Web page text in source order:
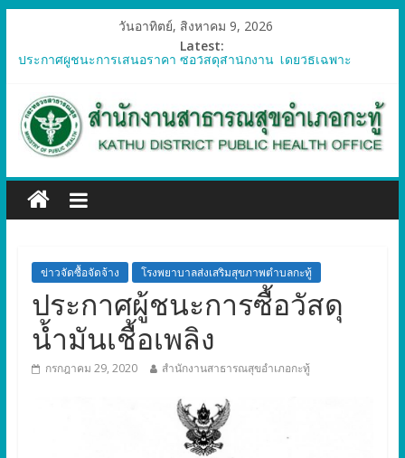
วันอาทิตย์, สิงหาคม 9, 2026
Latest:
ประกาศผู้ชนะการเสนอราคา ซื้อวัสดุสำนักงาน โดยวิธีเฉพาะ
ประกาศผู้ชนะการเสนอราคา ซื้อวัสดุคอมพิวเตอร์ โดยวิธีเฉพาะ
เจาะจง
ประกาศผู้ชนะการเสนอราคา จัดซื้อวัสดุทางการแพทย์สำหรับ
โครงการป้องกันควบคุมโรคติดต่อและภัยสุขภาพในแรงงานต่างด้าว
อำเภอกะทู้ ปี 2569
ประกาศผู้ชนะการเสนอราคา ซื้อวัสดุสำนักงาน โดยวิธีเฉพาะ
เจาะจง
เจาะจง
ข่าวจัดซื้อจัดจ้าง โรงพยาบาลส่งเสริมสุขภาพตำบลกะทู้
ประกาศผู้ชนะการซื้อวัสดุ
น้ำมันเชื้อเพลิง
กรกฎาคม 29, 2020 สำนักงานสาธารณสุขอำเภอกะทู้